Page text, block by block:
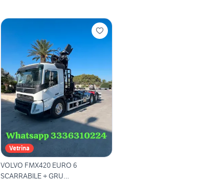
Vetrina
VOLVO FMX420 EURO 6
SCARRABILE + GRU